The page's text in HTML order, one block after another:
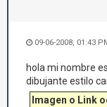
09-06-2008, 01:43
hola mi nombre
dibujante estilo
Imagen o Link